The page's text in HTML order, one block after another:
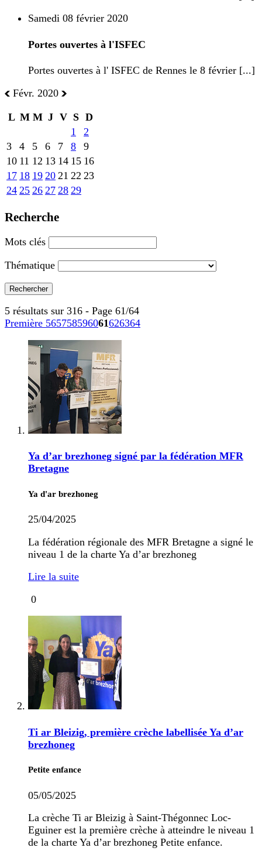
Samedi 08 février 2020
Portes ouvertes à l'ISFEC
Portes ouvertes à l' ISFEC de Rennes le 8 février [...]
Févr. 2020
L M M J V S D
1
2
3
4 5 6 7 8
9
10 11 12 13 14 15 16
17 18 19 20 21 22 23
24 25 26 27 28 29
Recherche
Mots clés
Thématique
5 résultats sur 316 - Page 61/64
Première 565758596061626364
Ya d’ar brezhoneg signé par la fédération MFR
Bretagne
Ya d'ar brezhoneg
25/04/2025
La fédération régionale des MFR Bretagne a signé le
niveau 1 de la charte Ya d’ar brezhoneg
Lire la suite
0
Ti ar Bleizig, première crèche labellisée Ya d’ar
brezhoneg
Petite enfance
05/05/2025
La crèche Ti ar Bleizig à Saint-Thégonnec Loc-
Eguiner est la première crèche à atteindre le niveau 1
de la charte Ya d’ar brezhoneg Petite enfance.